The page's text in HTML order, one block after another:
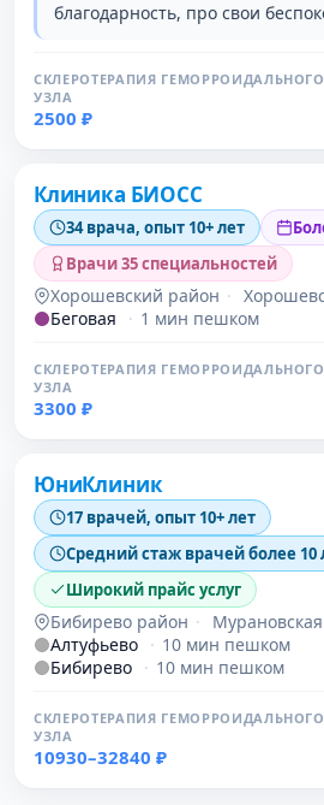
благодарность, про свои
СКЛЕРОТЕРАПИЯ ГЕМОРРОИДАЛЬНОГО
УЗЛА
2500 ₽
Клиника БИОСС
34 врача, опыт 10+ лет
Врачи 35 специальностей
Хорошевский район ·
Беговая
· 1 мин пешком
СКЛЕРОТЕРАПИЯ ГЕМОРРОИДАЛЬНОГО
УЗЛА
3300 ₽
Проверено
ЮниКлиник
17 врачей, опыт 10+ лет
Средний стаж врачей более 10
Широкий прайс услуг
Бибирево район ·
Алтуфьево · 10 мин пешком
Бибирево · 10 мин пешком
СКЛЕРОТЕРАПИЯ ГЕМОРРОИДАЛЬНОГО
УЗЛА
10930–32840 ₽